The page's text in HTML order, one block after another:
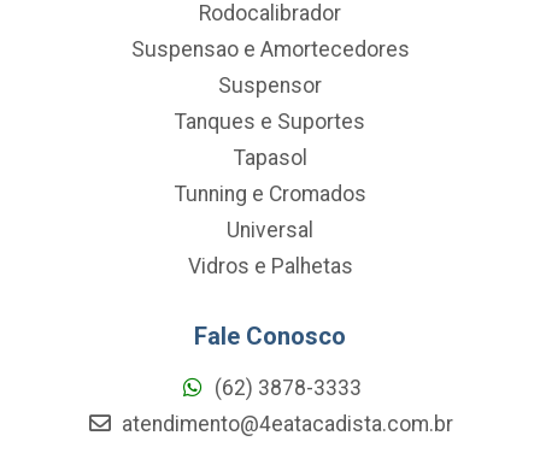
Rodocalibrador
Suspensao e Amortecedores
Suspensor
Tanques e Suportes
Tapasol
Tunning e Cromados
Universal
Vidros e Palhetas
Fale Conosco
(62) 3878-3333
atendimento@4eatacadista.com.br